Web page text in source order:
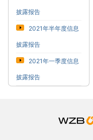
披露报告
2021年半年度信息
披露报告
2021年一季度信息
披露报告